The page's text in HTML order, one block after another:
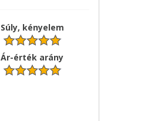
Súly, kényelem
Ár-érték arány